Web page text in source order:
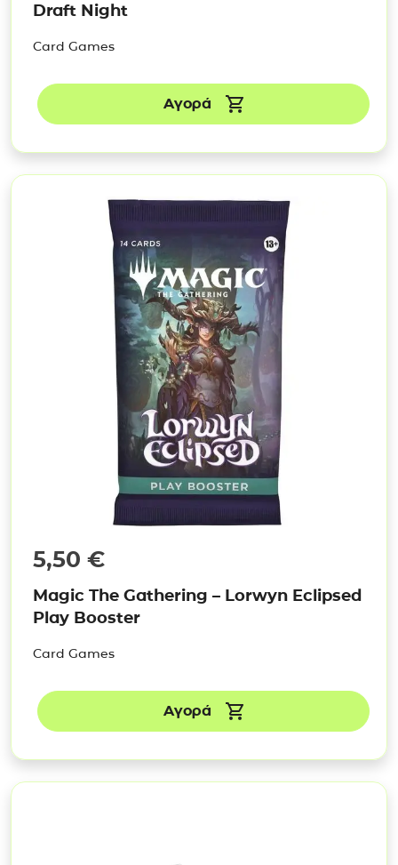
Draft Night
Card Games
Αγορά
5,50 €
Magic The Gathering – Lorwyn Eclipsed
Play Booster
Card Games
Αγορά